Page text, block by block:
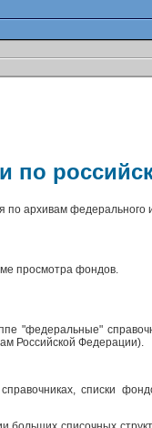
по
архивам федерального
просмотра фондов.
"федеральные"
Российской Федерации).
списки